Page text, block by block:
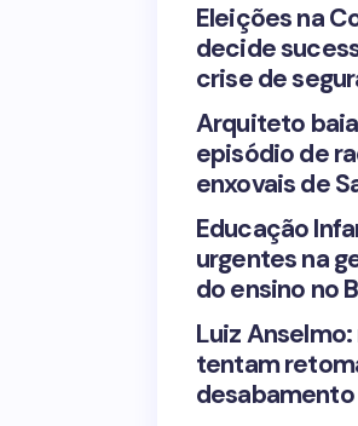
Eleições na
decide
crise de
Arquiteto
episódio de
enxovais de
Educação
urgentes na
do ensino no
Luiz
tentam